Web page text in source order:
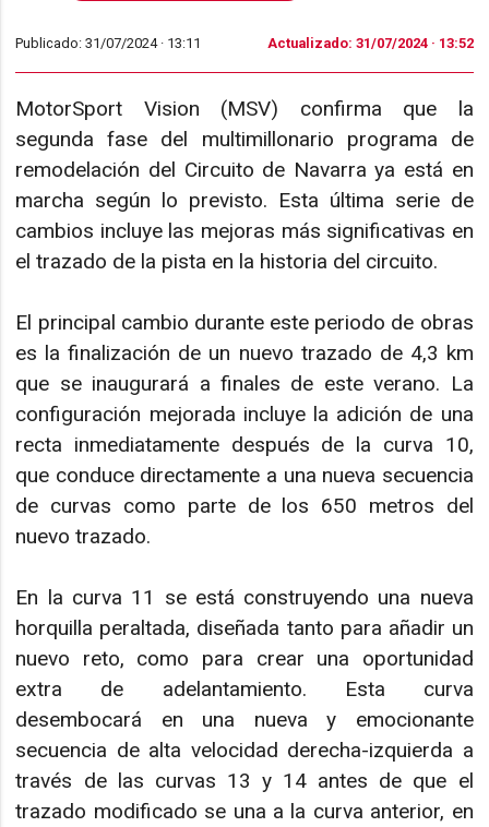
Publicado: 31/07/2024 · 13:11 Actualizado: 31/07/2024 · 13:52
MotorSport Vision (MSV) confirma que la
segunda fase del multimillonario programa de
remodelación del Circuito de Navarra ya está en
marcha según lo previsto. Esta última serie de
cambios incluye las mejoras más significativas en
el trazado de la pista en la historia del circuito.
El principal cambio durante este periodo de obras
es la finalización de un nuevo trazado de 4,3 km
que se inaugurará a finales de este verano. La
configuración mejorada incluye la adición de una
recta inmediatamente después de la curva 10,
que conduce directamente a una nueva secuencia
de curvas como parte de los 650 metros del
nuevo trazado.
En la curva 11 se está construyendo una nueva
horquilla peraltada, diseñada tanto para añadir un
nuevo reto, como para crear una oportunidad
extra de adelantamiento. Esta curva
desembocará en una nueva y emocionante
secuencia de alta velocidad derecha-izquierda a
través de las curvas 13 y 14 antes de que el
trazado modificado se una a la curva anterior, en